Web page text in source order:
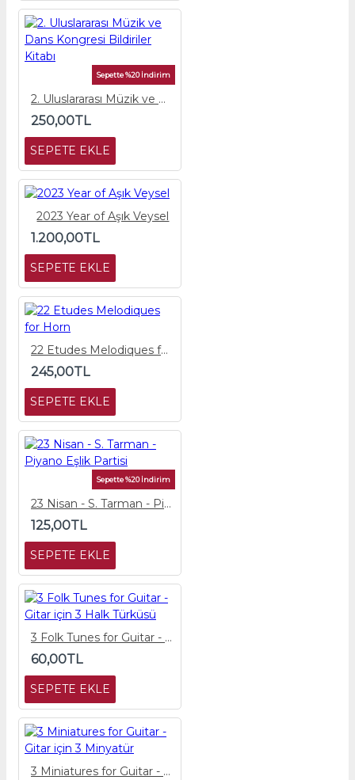
Sepette %20 İndirim
2. Uluslararası Müzik ve Dans Kongresi Bildiriler Kitabı
250,00TL
SEPETE EKLE
2023 Year of Aşık Veysel
1.200,00TL
SEPETE EKLE
22 Etudes Melodiques for Horn
245,00TL
SEPETE EKLE
Sepette %20 İndirim
23 Nisan - S. Tarman - Piyano Eşlik Partisi
125,00TL
SEPETE EKLE
3 Folk Tunes for Guitar - Gitar için 3 Halk Türküsü
60,00TL
SEPETE EKLE
3 Miniatures for Guitar - Gitar için 3 Minyatür